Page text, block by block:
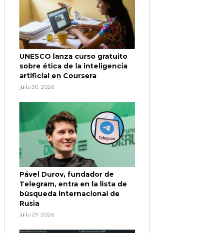
UNESCO lanza curso gratuito
sobre ética de la inteligencia
artificial en Coursera
julio 30, 2026
Pável Durov, fundador de
Telegram, entra en la lista de
búsqueda internacional de
Rusia
julio 29, 2026